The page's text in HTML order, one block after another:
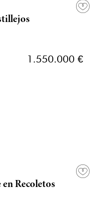
1.550.000 €
Recoletos